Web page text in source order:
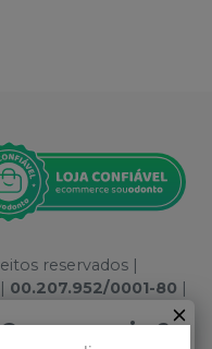
negociar?
reservados |
| 00.207.952/0001-80 |
Curitiba / PR, 81650-